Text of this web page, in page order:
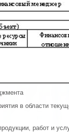
в области
работ и